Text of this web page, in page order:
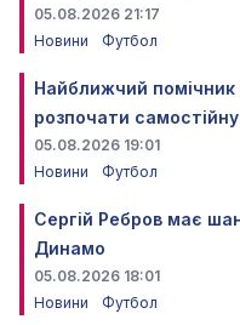
05.08.2026 21:17
Новини
Футбол
Найближчий
розпочати
05.08.2026 19:01
Новини
Футбол
Сергій Ребров має
Динамо
05.08.2026 18:01
Новини
Футбол